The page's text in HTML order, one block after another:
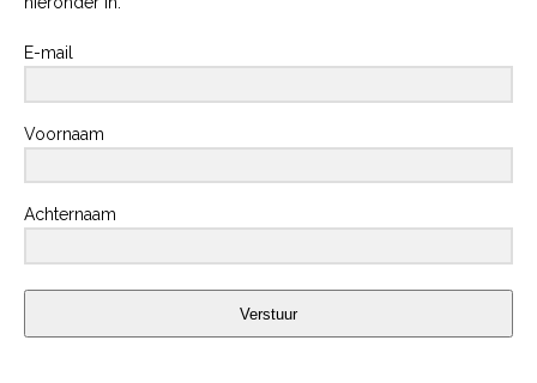
E-mail
Voornaam
Achternaam
Verstuur